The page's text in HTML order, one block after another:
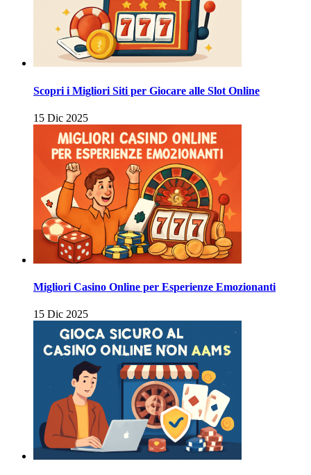
Scopri i Migliori Siti per Giocare alle Slot Online
15 Dic 2025
Migliori Casino Online per Esperienze Emozionanti
15 Dic 2025